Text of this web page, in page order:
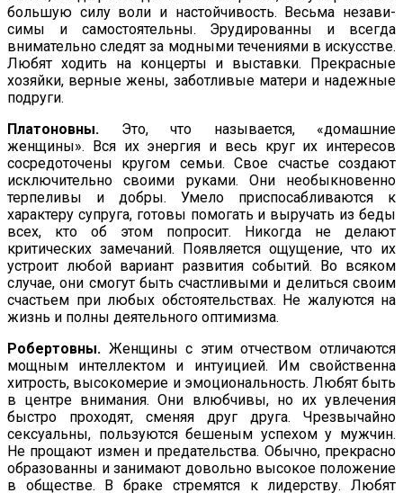
большую силу воли и настойчивость. Весьма незави­
симы и самостоятельны. Эрудированны и всегда
внимательно следят за модными течениями в искусстве.
Любят ходить на концерты и выставки. Прекрасные
хозяйки, верные жены, за­ботливые матери и надежные
подруги.
Платоновны. Это, что называется, «домашние
женщины». Вся их энергия и весь круг их интересов
сосредоточены кругом семьи. Свое счастье создают
исключительно своими руками. Они необыкновенно
терпеливы и добры. Умело приспосабливаются к
характеру супруга, готовы помогать и выручать из беды
всех, кто об этом попросит. Никогда не делают
критических заме­чаний. Появляется ощущение, что их
устроит любой вариант развития событий. Во всяком
случае, они смогут быть счастли­выми и делиться своим
счастьем при любых обстоятельствах. Не жалуются на
жизнь и полны деятельного оптимизма.
Робертовны. Женщины с этим отчеством отличаются
мощным интеллектом и интуицией. Им свойственна
хитрость, высокоме­рие и эмоциональность. Любят быть
в центре внимания. Они влюбчивы, но их увлечения
быстро проходят, сменяя друг дру­га. Чрезвычайно
сексуальны, пользуются бешеным успехом у мужчин.
Не прощают измен и предательства. Обычно, прекрасно
образованны и занимают довольно высокое положение
в обществе. В браке стремятся к лидерству. Любят